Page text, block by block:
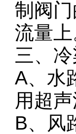
制阀
流量上
三、
A、水
用超
B、风